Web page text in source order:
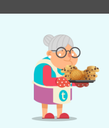
Wszyscy topowi
Trendy w Digital